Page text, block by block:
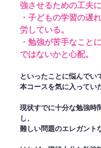
強させるための工夫
・子どもの学習の遅
労している。
・勉強が苦手なこと
ではないかと心配。
といったことに悩んでい
本コースを気に入ってい
現状すでに十分な勉強時
し、
難しい問題のエレガント